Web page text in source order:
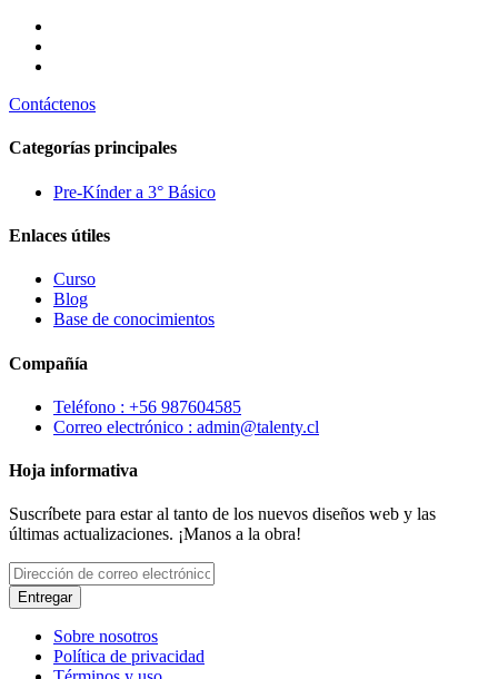
Contáctenos
Categorías principales
Pre-Kínder a 3° Básico
Enlaces útiles
Curso
Blog
Base de conocimientos
Compañía
Teléfono : +56 987604585
Correo electrónico : admin@talenty.cl
Hoja informativa
Suscríbete para estar al tanto de los nuevos diseños web y las
últimas actualizaciones. ¡Manos a la obra!
Entregar
Sobre nosotros
Política de privacidad